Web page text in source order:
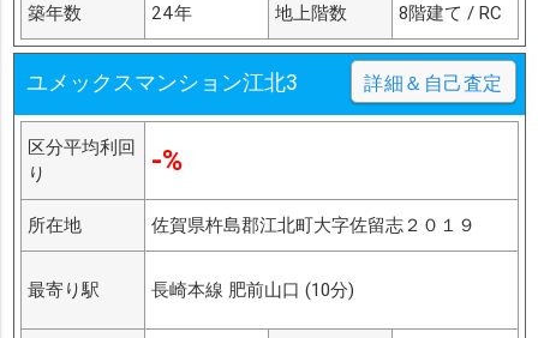
築年数 24年 地上階数 8階建て / RC
ユメックスマンション江北3 詳細＆自己査定
区分平均利回
り
-%
所在地 佐賀県杵島郡江北町大字佐留志２０１９
最寄り駅 長崎本線 肥前山口 (10分)